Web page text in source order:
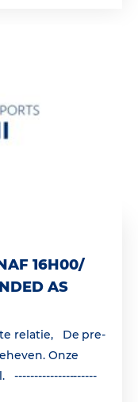
16H00/
AS
relatie, De pre-
Onze
---------------------